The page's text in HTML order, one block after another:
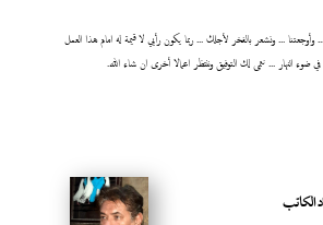
... ونشعر بالفخر لأجلك ... ربما يكون رأيي لا قيمة له امام هذا العمل
النهار ... نتمى لك التوفيق وننتظر اعمالا أخرى ان شاء الله.
الكاتب